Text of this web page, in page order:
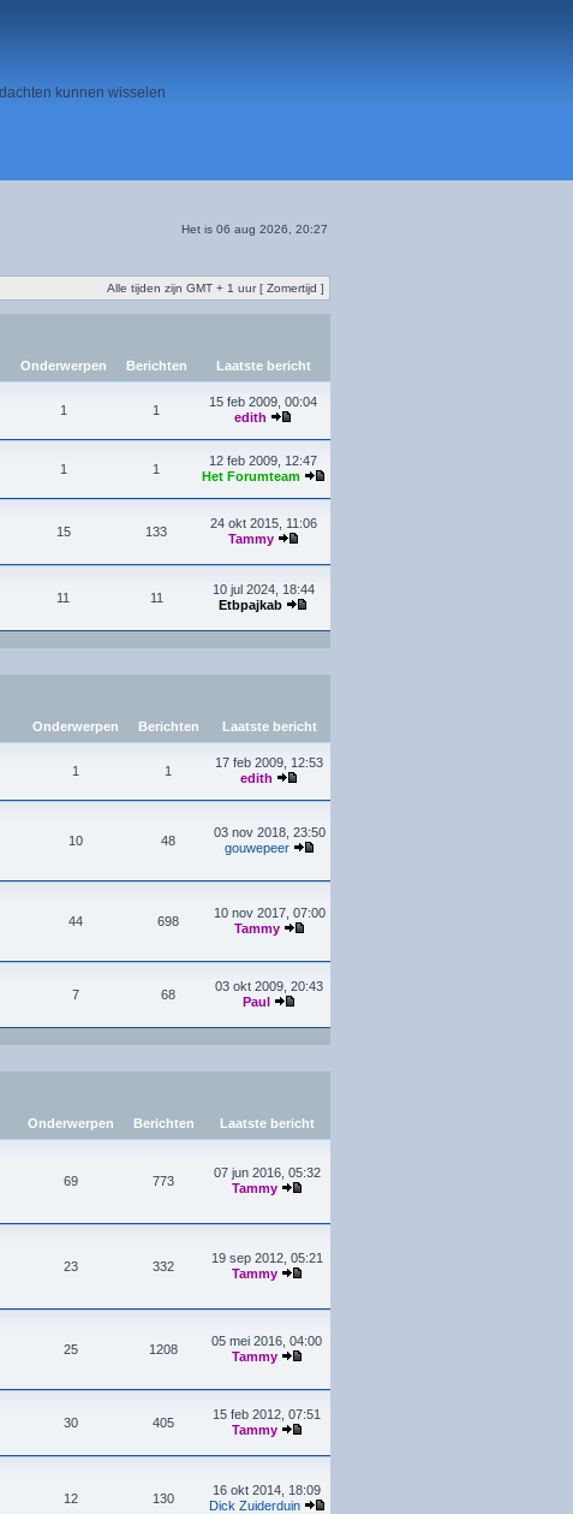
kunnen wisselen
Het is 06 aug 2026, 20:27
Alle tijden zijn GMT + 1 uur [ Zomertijd ]
Onderwerpen Berichten Laatste bericht
1 1
15 feb 2009, 00:04
edith
1 1
12 feb 2009, 12:47
Het Forumteam
15 133
24 okt 2015, 11:06
Tammy
11 11
10 jul 2024, 18:44
Etbpajkab
Onderwerpen Berichten Laatste bericht
1 1
17 feb 2009, 12:53
edith
10 48
03 nov 2018, 23:50
gouwepeer
44 698
10 nov 2017, 07:00
Tammy
7 68
03 okt 2009, 20:43
Paul
Onderwerpen Berichten Laatste bericht
69 773
07 jun 2016, 05:32
Tammy
23 332
19 sep 2012, 05:21
Tammy
25 1208
05 mei 2016, 04:00
Tammy
30 405
15 feb 2012, 07:51
Tammy
12 130
16 okt 2014, 18:09
Dick Zuiderduin